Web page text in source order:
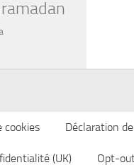
ramadan
cookies Déclaration
(UK) Opt-